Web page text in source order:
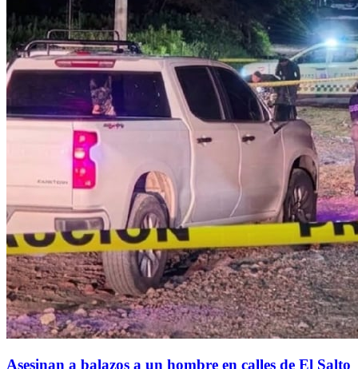
Asesinan a balazos a un hombre en calles de El Salto